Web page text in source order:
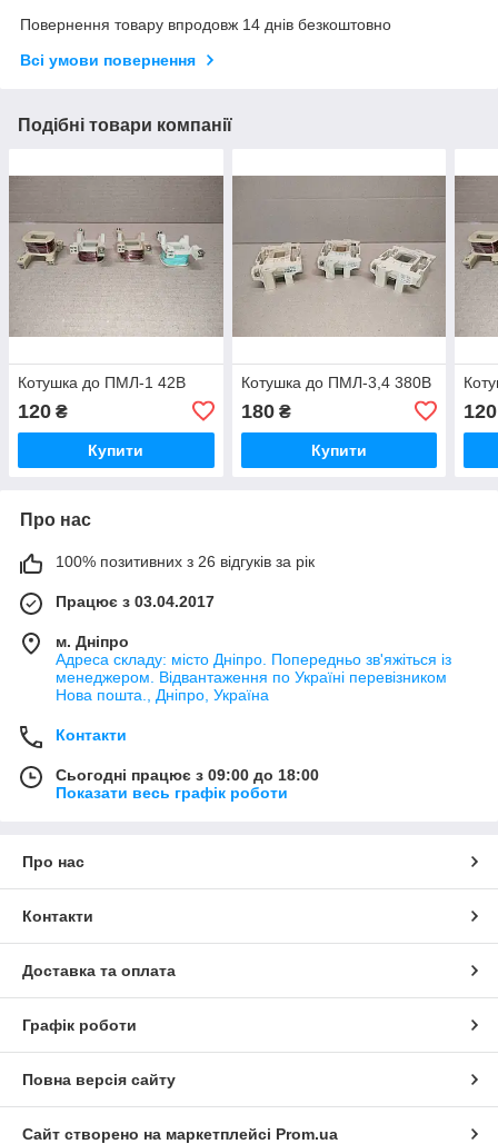
Повернення товару впродовж 14 днів безкоштовно
Всі умови повернення
Подібні товари компанії
Котушка до ПМЛ-1 42В
120 ₴
Купити
Котушка до ПМЛ-3,4 380В
180₴
Купити
120
Про нас
100% позитивних з 26 відгуків за рік
Працює з 03.04.2017
м. Дніпро
Адреса складу: місто Дніпро. Попередньо зв'яжіться із
менеджером. Відвантаження по Україні перевізником
Нова пошта., Дніпро, Україна
Контакти
Сьогодні працює з 09:00 до 18:00
Показати весь графік роботи
Про нас
Контакти
Доставка та оплата
Графік роботи
Повна версія сайту
Сайт створено на маркетплейсі Prom.ua